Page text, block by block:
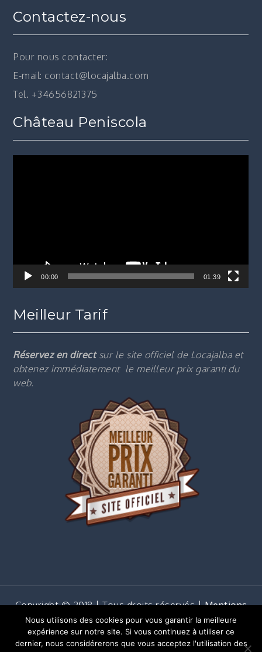
Contactez-nous
Pour nous contacter:
E-mail: contact@locajalba.com
Tel. +34656821375
Château Peniscola
00:00 01:39
Meilleur Tarif
Réservez en directsur le site officiel de Locajalba et
obtenez immédiatement le meilleur prix garanti du
web.
Copyright © 2018 | Tous droits réservés |Mentions
Shark Business byShark Themes
Nous utilisons des cookies pour vous garantir la meilleure
expérience sur notre site. Si vous continuez à utiliser ce
dernier, nous considérerons que vous acceptez l'utilisation des